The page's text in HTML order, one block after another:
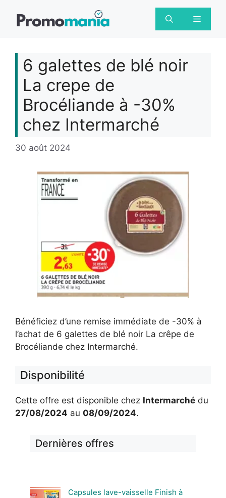
Menu
6 galettes de blé noir
La crepe de
Brocéliande à -30%
chez Intermarché
30 août 2024
Bénéficiez d’une remise immédiate de -30% à
l’achat de 6 galettes de blé noir La crêpe de
Brocéliande chez Intermarché.
Disponibilité
Cette offre est disponible chez Intermarché du
27/08/2024 au 08/09/2024.
Dernières offres
Capsules lave-vaisselle Finish à